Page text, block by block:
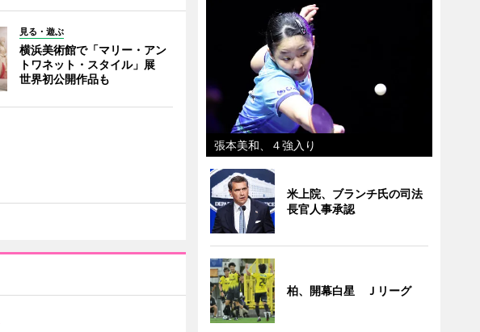
見る・遊ぶ
横浜美術館で「マリー・アン
トワネット・スタイル」展
世界初公開作品も
張本美和、４強入り
米上院、ブランチ氏の司法
長官人事承認
柏、開幕白星 Ｊリーグ